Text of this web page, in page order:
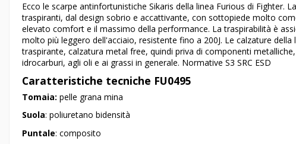
Ecco le scarpe antinfortunistiche Sikaris della linea Furious di Fighter.
traspiranti, dal design sobrio e accattivante, con sottopiede molto
elevato comfort e il massimo della performance. La traspirabilità è
molto più leggero dell'acciaio, resistente fino a 200J. Le calzature
traspirante, calzatura metal free, quindi priva di componenti
idrocarburi, agli oli e ai grassi in generale. Normative S3 SRC ESD
Caratteristiche tecniche FU0495
Tomaia: pelle grana mina
Suola: poliuretano bidensità
Puntale: composito